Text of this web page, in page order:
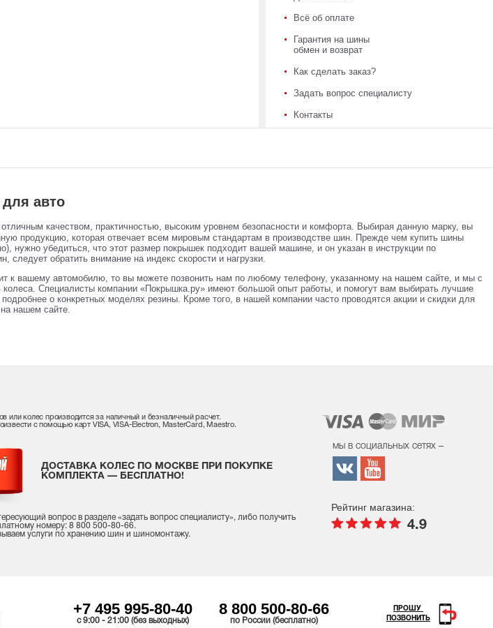
Всё об оплате
Гарантия на шины
обмен и возврат
Как сделать заказ?
Задать вопрос специалисту
Контакты
авто
отличным качеством, практичностью, высоким уровнем безопасности и комфорта. Выбирая данную марку, вы
продукцию, которая отвечает всем мировым стандартам в производстве шин. Прежде чем купить шины
нужно убедиться, что этот размер покрышек подходит вашей машине, и он указан в инструкции по
обратить внимание на индекс скорости и нагрузки.
к вашему автомобилю, то вы можете позвонить нам по любому телефону, указанному на нашем сайте, и мы с
Специалисты компании «Покрышка.ру» имеют большой опыт работы, и помогут вам выбирать лучшие
о конкретных моделях резины. Кроме того, в нашей компании часто проводятся акции и скидки для
нашем сайте.
или колес производится за наличный и безналичный расчет.
с помощью карт VISA, VISA-Electron, MasterCard, Maestro.
ДОСТАВКА КОЛЕС ПО МОСКВЕ ПРИ ПОКУПКЕ
КОМПЛЕКТА — БЕСПЛАТНО!
вопрос в разделе «задать вопрос специалисту», либо получить
номеру: 8 800 500-80-66.
услуги по хранению шин и шиномонтажу.
мы в социальных сетях –
Рейтинг магазина:
4.9
+7 495 995-80-40
c 9:00 - 21:00 (без выходных)
8 800 500-80-66
по России (бесплатно)
ПРОШУ
ПОЗВОНИТЬ